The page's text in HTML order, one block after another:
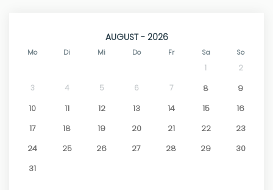
AUGUST - 2026
Mo Di Mi Do Fr Sa So
1
2
3
4 5 6 7 8
9
10
11 12 13 14 15
16
17
18 19 20 21 22
23
24
25 26 27 28 29
30
31